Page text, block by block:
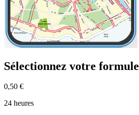
Sélectionnez votre formule
0,50 €
24 heures